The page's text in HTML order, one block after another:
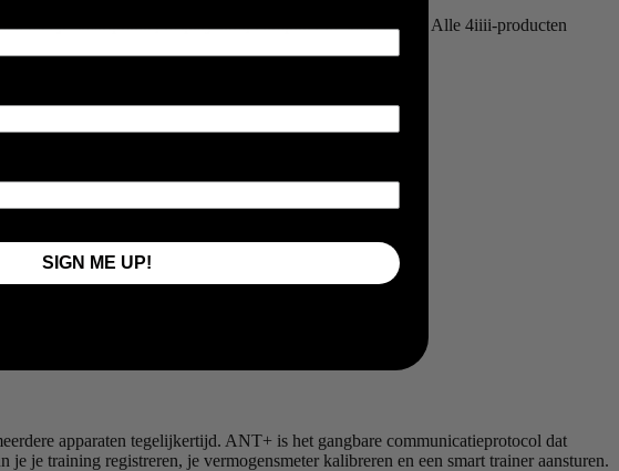
met je smartphone, display-unit, computer of smartwatch. Alle 4iiii-producten
apparaten tegelijkertijd. ANT+ is het gangbare communicatieprotocol dat
je training registreren, je vermogensmeter kalibreren en een smart trainer aansturen.
SIGN ME UP!